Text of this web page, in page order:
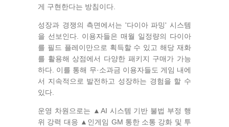
게 구현한다는 방침이다.
성장과 경쟁의 측면에서는 '다이아 파밍' 시스템
을 선보인다. 이용자들은 매월 일정량의 다이아
를 필드 플레이만으로 획득할 수 있고 해당 재화
를 활용해 상점에서 다양한 패키지 구매가 가능
하다. 이를 통해 무·소과금 이용자들도 게임 내에
서 지속적으로 발전하고 성장하는 경험을 할 수
있다.
운영 차원으로는 ▲AI 시스템 기반 불법 부정 행
위 강력 대응 ▲인게임 GM 통한 소통 강화 및 투